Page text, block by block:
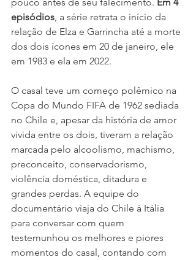
episódios, a série retrata o início da
relação de Elza e Garrincha até a morte
dos dois ícones em 20 de janeiro, ele
em 1983 e ela em 2022.
O casal teve um começo polêmico na
Copa do Mundo FIFA de 1962 sediada
no Chile e, apesar da história de amor
vivida entre os dois, tiveram a relação
marcada pelo alcoolismo, machismo,
preconceito, conservadorismo,
violência doméstica, ditadura e
grandes perdas. A equipe do
documentário viaja do Chile à Itália
para conversar com quem
testemunhou os melhores e piores
momentos do casal, contando com